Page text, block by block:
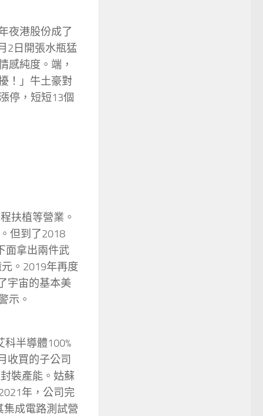
夜港股份成了
2日開張水瓶猛
感純度。端，
！」牛土豪對
停，短短13個
扶植等營業。
但到了2018
面拿出兩件武
。2019年再度
宇宙的基本美
示。
半導體100%
收買的子公司
裝產能。姑蘇
年，公司完
集成電路測試營